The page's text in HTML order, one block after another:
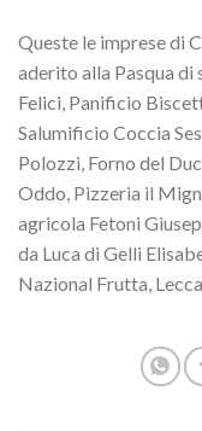
Queste le imprese di
aderito alla Pasqua di
Felici, Panificio
Salumificio Coccia
Polozzi, Forno del
Oddo, Pizzeria il
agricola Fetoni
da Luca di Gelli
Nazional Frutta,